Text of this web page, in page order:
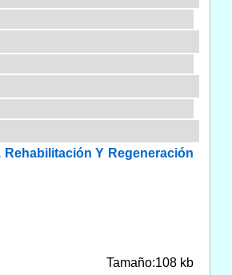
Rehabilitación Y Regeneración
Tamaño:108 kb